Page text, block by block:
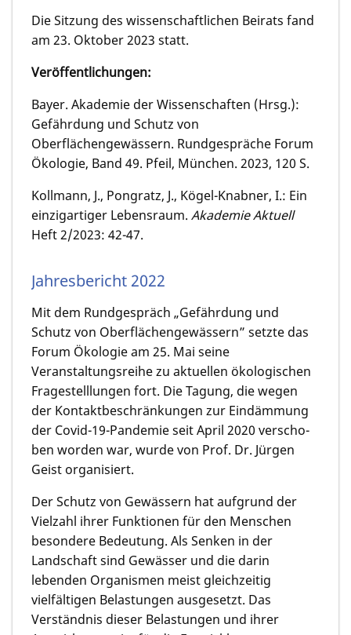
Die Sitzung des wissenschaftlichen Beirats fand
am 23. Oktober 2023 statt.
Veröffentlichungen:
Bayer. Akademie der Wissenschaften (Hrsg.):
Gefährdung und Schutz von
Oberflächengewässern. Rundgespräche Forum
Ökologie, Band 49. Pfeil, München. 2023, 120 S.
Kollmann, J., Pongratz, J., Kögel-Knabner, I.: Ein
einzigartiger Lebensraum. Akademie Aktuell
Heft 2/2023: 42-47.
Jahresbericht 2022
­
Mit dem Rundgespräch „Gefährdung und
Schutz von Oberflächen­gewässern” setzte das
Forum Ökologie am 25. Mai seine
Veranstaltungsreihe zu aktuellen ökologischen
Fragestelllun­gen fort. Die Tagung, die wegen
der Kontaktbeschrän­kungen zur Eindämmung
der Covid-19-Pandemie seit April 2020 verscho­
ben worden war, wurde von Prof. Dr. Jürgen
Geist organisiert.
Der Schutz von Gewässern hat aufgrund der
Vielzahl ihrer Funktionen für den Menschen
besondere Bedeutung. Als Senken in der
Landschaft sind Gewässer und die darin
lebenden Organis­men meist gleichzeitig
vielfältigen Belastungen ausgesetzt. Das
Verständ­nis dieser Belastun­gen und ihrer